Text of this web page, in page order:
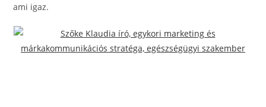
ami igaz.